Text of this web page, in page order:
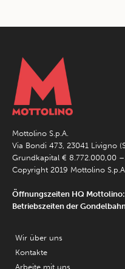
Mottolino S.p.A.
Via Bondi 473, 23041 Livigno
Grundkapital € 8.772.000,00
Copyright 2019 Mottolino
Öffnungszeiten HQ Mottolino:
Betriebszeiten der
Wir über uns
Kontakte
Arbeite mit uns